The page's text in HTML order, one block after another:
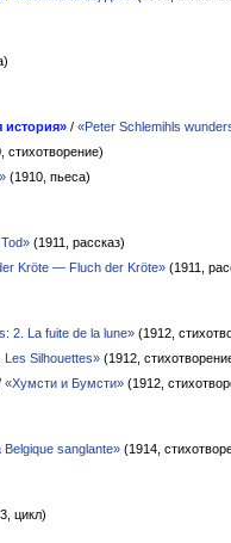
история» / «Peter Schlemihls
стихотворение)
(1910, пьеса)
(1911, рассказ)
Kröte — Fluch der Kröte» (1911,
2. La fuite de la lune» (1912,
Silhouettes» (1912,
«Хумсти и Бумсти» (1912,
Belgique sanglante» (1914,
цикл)